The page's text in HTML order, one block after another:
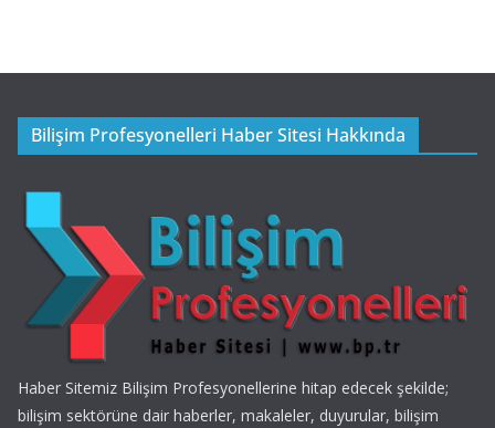
Bilişim Profesyonelleri Haber Sitesi Hakkında
Haber Sitemiz Bilişim Profesyonellerine hitap edecek şekilde;
bilişim sektörüne dair haberler, makaleler, duyurular, bilişim